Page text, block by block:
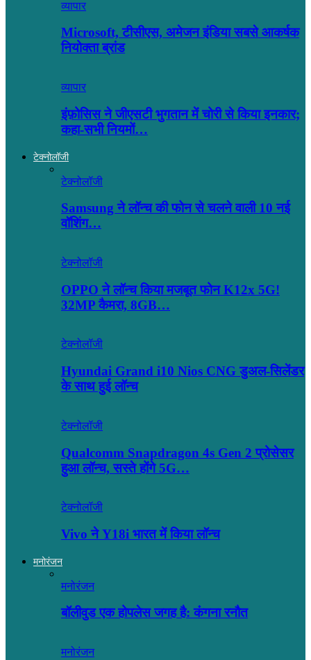
व्यापार
Microsoft, टीसीएस, अमेजन इंडिया सबसे आकर्षक
नियोक्ता ब्रांड
व्यापार
इंफ़ोसिस ने जीएसटी भुगतान में चोरी से किया इनकार;
कहा-सभी नियमों…
टेक्नोलॉजी
टेक्नोलॉजी
Samsung ने लॉन्च की फोन से चलने वाली 10 नई
वॉशिंग…
टेक्नोलॉजी
OPPO ने लॉन्‍च किया मजबूत फोन K12x 5G!
32MP कैमरा, 8GB…
टेक्नोलॉजी
Hyundai Grand i10 Nios CNG डुअल-सिलेंडर
के साथ हुई लॉन्च
टेक्नोलॉजी
Qualcomm Snapdragon 4s Gen 2 प्रोसेसर
हुआ लॉन्च, सस्ते होंगे 5G…
टेक्नोलॉजी
Vivo ने Y18i भारत में किया लॉन्च
मनोरंजन
मनोरंजन
बॉलीवुड एक होपलेस जगह है: कंंगना रनौत
मनोरंजन